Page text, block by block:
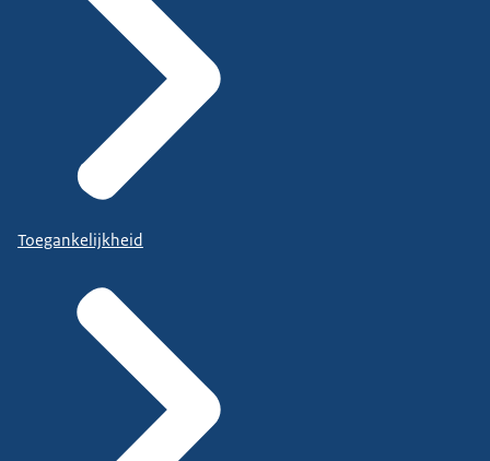
Toegankelijkheid